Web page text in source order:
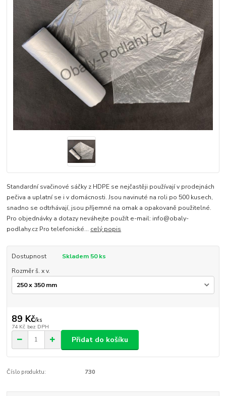
Standardní svačinové sáčky z HDPE se nejčastěji používají v prodejnách
pečiva a uplatní se i v domácnosti. Jsou navinuté na roli po 500 kusech,
snadno se odtrhávají, jsou příjemné na omak a opakovaně použitelné.
Pro objednávky a dotazy neváhejte použít e-mail: info@obaly-
podlahy.cz Pro telefonické... celý popis
Dostupnost
Skladem 50 ks
Rozměr š. x v.
89 Kč/ks
74 Kč bez DPH
Přidat do košíku
Číslo produktu: 730